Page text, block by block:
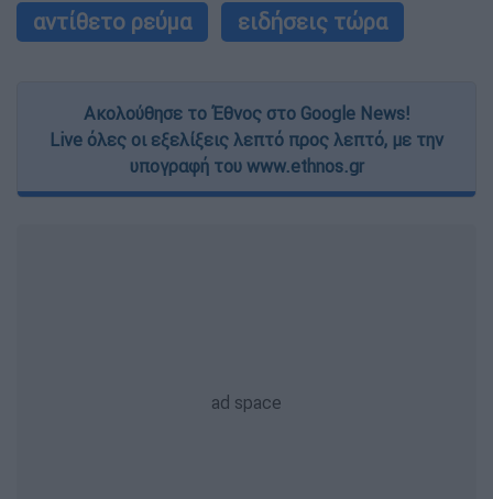
αντίθετο ρεύμα
ειδήσεις τώρα
Ακολούθησε το Έθνος στο Google News!
Live όλες οι εξελίξεις λεπτό προς λεπτό, με την
υπογραφή του www.ethnos.gr